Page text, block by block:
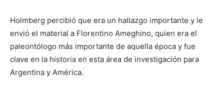
Holmberg percibió que era un hallazgo importante y le
envió el material a Florentino Ameghino, quien era el
paleontólogo más importante de aquella época y fue
clave en la historia en esta área de investigación para
Argentina y América.